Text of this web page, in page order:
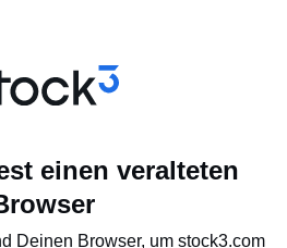
einen veralteten
Deinen Browser, um stock3.com